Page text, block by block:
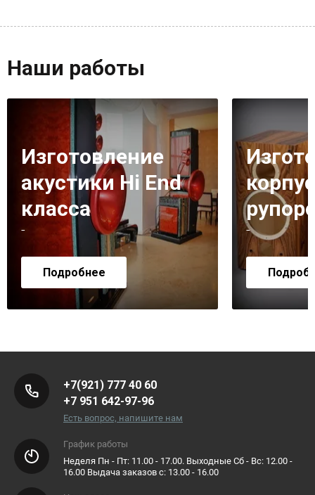
Наши работы
Изготовление
акустики Hi End
класса
-
Подробнее
-
+7(921) 777 40 60
+7 951 642-97-96
Есть вопрос, напишите нам
График работы
Неделя Пн - Пт: 11.00 - 17.00. Выходные Сб - Вс: 12.00 -
16.00 Выдача заказов с: 13.00 - 16.00